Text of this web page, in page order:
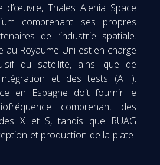
Thales Alenia Space
comprenant ses propres
de l’industrie spatiale.
au Royaume-Uni est en charge
du satellite, ainsi que de
et des tests (AIT).
en Espagne doit fournir le
comprenant des
X et S, tandis que RUAG
et production de la plate-